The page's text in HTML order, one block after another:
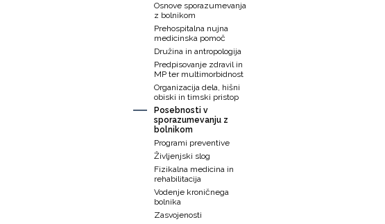
Osnove sporazumevanja
z bolnikom
Prehospitalna nujna
medicinska pomoč
Družina in antropologija
Predpisovanje zdravil in
MP ter multimorbidnost
Organizacija dela, hišni
obiski in timski pristop
Posebnosti v
sporazumevanju z
bolnikom
Programi preventive
Življenjski slog
Fizikalna medicina in
rehabilitacija
Vodenje kroničnega
bolnika
Zasvojenosti